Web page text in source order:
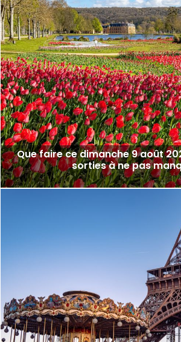
Que faire ce dimanche 9 août
sorties à ne pas